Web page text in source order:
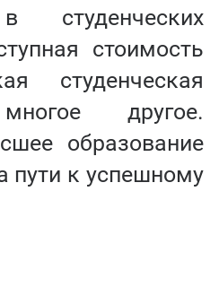
студенческих
стоимость
студенческая
другое.
образование
пути к успешному